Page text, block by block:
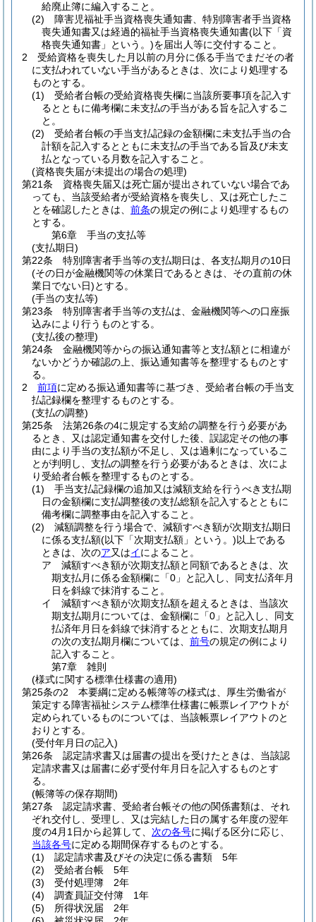
給廃止簿に編入すること。
(2)
障害児福祉手当資格喪失通知書、特別障害者手当資格
喪失通知書又は経過的福祉手当資格喪失通知書(以下「資
格喪失通知書」という。)を届出人等に交付すること。
2
受給資格を喪失した月以前の月分に係る手当でまだその者
に支払われていない手当があるときは、次により処理する
ものとする。
(1)
受給者台帳の受給資格喪失欄に当該所要事項を記入す
るとともに備考欄に未支払の手当がある旨を記入するこ
と。
(2)
受給者台帳の手当支払記録の金額欄に未支払手当の合
計額を記入するとともに未支払の手当である旨及び未支
払となっている月数を記入すること。
(資格喪失届が未提出の場合の処理)
第21条
資格喪失届又は死亡届が提出されていない場合であ
っても、当該受給者が受給資格を喪失し、又は死亡したこ
とを確認したときは、 前条の規定の例により処理するもの
とする。
第6章
手当の支払等
(支払期日)
第22条
特別障害者手当等の支払期日は、各支払期月の10日
(その日が金融機関等の休業日であるときは、その直前の休
業日でない日)とする。
(手当の支払等)
第23条
特別障害者手当等の支払は、金融機関等への口座振
込みにより行うものとする。
(支払後の整理)
第24条
金融機関等からの振込通知書等と支払額とに相違が
ないかどうか確認の上、振込通知書等を整理するものとす
る。
2
前項に定める振込通知書等に基づき、受給者台帳の手当支
払記録欄を整理するものとする。
(支払の調整)
第25条
法第26条の4に規定する支給の調整を行う必要があ
るとき、又は認定通知書を交付した後、誤認定その他の事
由により手当の支払額が不足し、又は過剰になっているこ
とが判明し、支払の調整を行う必要があるときは、次によ
り受給者台帳を整理するものとする。
(1)
手当支払記録欄の追加又は減額支給を行うべき支払期
日の金額欄に支払調整後の支払総額を記入するとともに
備考欄に調整事由を記入すること。
(2)
減額調整を行う場合で、減額すべき額が次期支払期日
に係る支払額(以下「次期支払額」という。)以上である
ときは、次のア又はイによること。
ア
減額すべき額が次期支払額と同額であるときは、次
期支払月に係る金額欄に「0」と記入し、同支払済年月
日を斜線で抹消すること。
イ
減額すべき額が次期支払額を超えるときは、当該次
期支払期月については、金額欄に「0」と記入し、同支
払済年月日を斜線で抹消するとともに、次期支払期月
の次の支払期月欄については、 前号の規定の例により
記入すること。
第7章
雑則
(様式に関する標準仕様書の適用)
第25条の2
本要綱に定める帳簿等の様式は、厚生労働省が
策定する障害福祉システム標準仕様書に帳票レイアウトが
定められているものについては、当該帳票レイアウトのと
おりとする。
(受付年月日の記入)
第26条
認定請求書又は届書の提出を受けたときは、当該認
定請求書又は届書に必ず受付年月日を記入するものとす
る。
(帳簿等の保存期間)
第27条
認定請求書、受給者台帳その他の関係書類は、それ
ぞれ交付し、受理し、又は完結した日の属する年度の翌年
度の4月1日から起算して、 次の各号に掲げる区分に応じ、
当該各号に定める期間保存するものとする。
(1)
認定請求書及びその決定に係る書類 5年
(2)
受給者台帳 5年
(3)
受付処理簿 2年
(4)
調査員証交付簿 1年
(5)
所得状況届 2年